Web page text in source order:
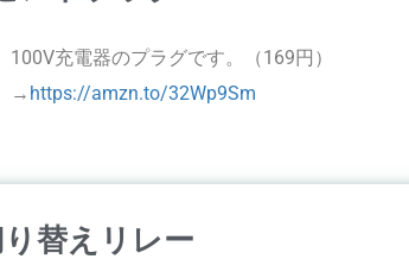
100V充電器のプラグです。（169円）
→ https://amzn.to/32Wp9Sm
替えリレー